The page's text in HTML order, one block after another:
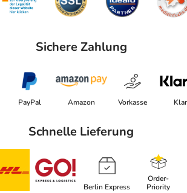
Sichere Zahlung
PayPal Amazon Vorkasse
Schnelle Lieferung
Berlin Express
Order-
Priority